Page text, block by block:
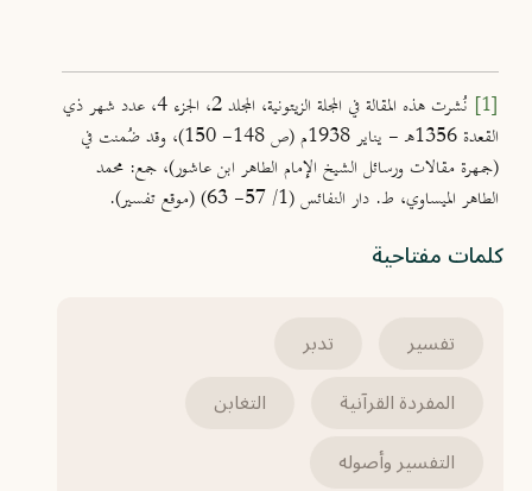
[1]
نُشرت هذه المقالة في المجلة الزيتونية، المجلد 2، الجزء 4، عدد شهر ذي
القعدة 1356هـ - يناير 1938م (ص 148- 150)، وقد ضُمنت في
(جمهرة مقالات ورسائل الشيخ الإمام الطاهر ابن عاشور)، جمع: محمد
الطاهر الميساوي، ط. دار النفائس (1/ 57- 63) (موقع تفسير).
كلمات مفتاحية
تفسير
تدبر
المفردة القرآنية
التغابن
التفسير وأصوله